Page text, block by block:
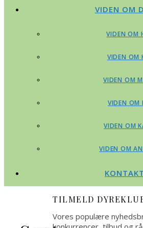
VIDEN OM
VIDEN OM
VIDEN OM
VIDEN OM
VIDEN OM
VIDEN OM
VIDEN OM
KONTAKT
TILMELD
Vores populære